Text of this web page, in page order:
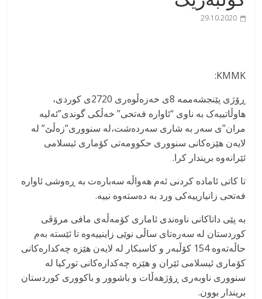
29.10.2020
KMMK:
ڕۆژی پێنجشەممە 8ی خەزەڵوەری 2720ی کوردی،
هاوڵاتییەک بە ناوی “ئاوارە فەتحی” خەڵکی گوندی”ئەلیە
مران”ی سەر بە شاری سەردەشت،لە سنووری”زەڵێ” لە
لایەن هێزەکانی سنووری حکوومەتی کۆماری ئیسلامی
ئێرانەوە بریندار کرا.
تا کاتی ئامادە کردنی ئەم هەواڵە سەبارەت بە ڕەوشی ئاوارە
فەتحی زانیارییەکی ورد بە دەستەوە نییە.
بە پێی داتاکانی ناوەندی ئاماری کۆمەڵەی مافی مرۆڤی
کوردستان لە سەرەتای ساڵی نوێی زاینییەوە تا ئێستە بەم
حاڵەتەوە 154 کۆڵبەر و کاسبکار لە لایەن هێزە چەکدارەکانی
کۆماری ئیسلامی ئێران و هێزە چەکدارەکانی تورکیا لە
سنووری ناوبەری ڕۆژهەڵات و باشوور و باکووری کوردستان
بریندار بوون.